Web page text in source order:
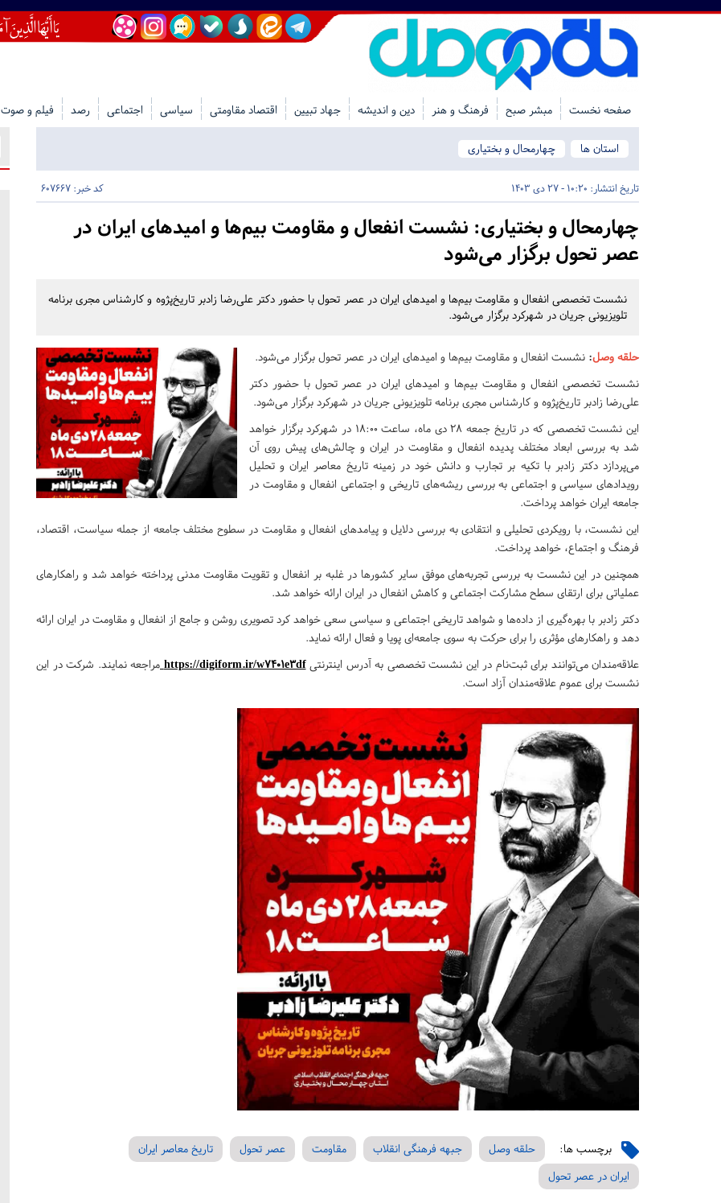
صفحه نخست مبشر صبح فرهنگ و هنر دین و اندیشه جهاد تبیین اقتصاد مقاومتی سیاسی اجتماعی رصد فیلم و صوت
استان ها چهارمحال و بختیاری
تاریخ انتشار: 10:20 - 27 دی 1403 کد خبر: 607667
چهارمحال و بختیاری: نشست انفعال و مقاومت بیم‌ها و امیدهای ایران در
عصر تحول برگزار می‌شود
نشست تخصصی انفعال و مقاومت بیم‌ها و امیدهای ایران در عصر تحول با حضور دکتر علی‌رضا زادبر تاریخ‌پژوه و کارشناس مجری برنامه
تلویزیونی جریان در شهرکرد برگزار می‌شود.
حلقه وصل: نشست انفعال و مقاومت بیم‌ها و امیدهای ایران در عصر تحول برگزار می‌شود.
نشست تخصصی انفعال و مقاومت بیم‌ها و امیدهای ایران در عصر تحول با حضور دکتر
علی‌رضا زادبر تاریخ‌پژوه و کارشناس مجری برنامه تلویزیونی جریان در شهرکرد برگزار می‌شود.
این نشست تخصصی که در تاریخ جمعه ۲۸ دی ماه، ساعت ۱۸:۰۰ در شهرکرد برگزار خواهد
شد به بررسی ابعاد مختلف پدیده انفعال و مقاومت در ایران و چالش‌های پیش روی آن
می‌پردازد دکتر زادبر با تکیه بر تجارب و دانش خود در زمینه تاریخ معاصر ایران و تحلیل
رویدادهای سیاسی و اجتماعی به بررسی ریشه‌های تاریخی و اجتماعی انفعال و مقاومت در
جامعه ایران خواهد پرداخت.
این نشست، با رویکردی تحلیلی و انتقادی به بررسی دلایل و پیامدهای انفعال و مقاومت در سطوح مختلف جامعه از جمله سیاست، اقتصاد،
فرهنگ و اجتماع، خواهد پرداخت.
همچنین در این نشست به بررسی تجربه‌های موفق سایر کشورها در غلبه بر انفعال و تقویت مقاومت مدنی پرداخته خواهد شد و راهکارهای
عملیاتی برای ارتقای سطح مشارکت اجتماعی و کاهش انفعال در ایران ارائه خواهد شد.
دکتر زادبر با بهره‌گیری از داده‌ها و شواهد تاریخی اجتماعی و سیاسی سعی خواهد کرد تصویری روشن و جامع از انفعال و مقاومت در ایران ارائه
دهد و راهکارهای مؤثری را برای حرکت به سوی جامعه‌ای پویا و فعال ارائه نماید.
علاقه‌مندان می‌توانند برای ثبت‌نام در این نشست تخصصی به آدرس اینترنتیhttps://digiform.ir/w7401e3df مراجعه نمایند. شرکت در این
نشست برای عموم علاقه‌مندان آزاد است.
برچسب ها: حلقه وصل جبهه فرهنگی انقلاب مقاومت عصر تحول
تاریخ معاصر ایران
ایران در عصر تحول